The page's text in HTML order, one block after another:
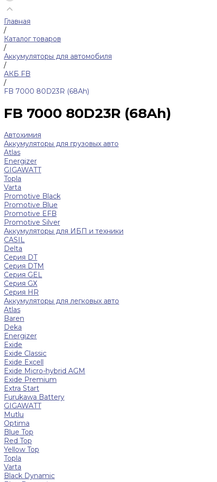
Главная
/
Каталог товаров
/
Аккумуляторы для автомобиля
/
АКБ FB
/
FB 7000 80D23R (68Ah)
FB 7000 80D23R (68Ah)
Автохимия
Аккумуляторы для грузовых авто
Atlas
Energizer
GIGAWATT
Topla
Varta
Promotive Black
Promotive Blue
Promotive EFB
Promotive Silver
Аккумуляторы для ИБП и техники
CASIL
Delta
Серия DT
Серия DTM
Серия GEL
Серия GХ
Серия HR
Аккумуляторы для легковых авто
Atlas
Baren
Deka
Energizer
Exide
Exide Classic
Exide Excell
Exide Micro-hybrid AGM
Exide Premium
Extra Start
Furukawa Battery
GIGAWATT
Mutlu
Optima
Blue Top
Red Top
Yellow Top
Topla
Varta
Black Dynamic